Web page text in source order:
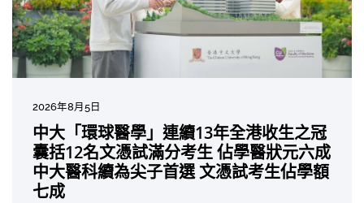
2026年8月5日
中大「環球醫學」連續13年全港收生之冠
囊括12名文憑試滿分考生 佔學醫狀元六成
中大醫科續為尖子首選 文憑試考生佔學額
七成
2026年7月27日
中大成立嶄新 ITECH醫療科技評估平台 推
動健康經濟分析及價值醫療
2026年7月10日
中大研發「AI-OCT」系統助測糖尿黃斑水
腫 假陽性轉介個案銳減六成 縮短患者輪
候診症時間
2026年7月10日
中大黃秀娟教授獲頒中國工程界最高榮譽
「光華工程科技獎」 成為今屆醫藥衞生領
域唯一香港學者
2026年7月7日
中大新設「香港中文大學鳳凰獎學金」嘉
許公開試狀元 鼓勵學醫狀元走出課堂放眼
世界 裝備21世紀妙手仁醫
2026年6月29日
中大全新一站式PGT-Plus方案 精準辨識
傳統檢測中複雜基因異常「盲點」 降低人
工受孕流產及異常妊娠風險
2026年6月22日
中大發現青光眼治療新靶點 小鼠實驗證實
可恢復七成視力 有助開創嶄新神經保護療
法
2026年6月17日
中大成功拆解肝癌免疫治療耐藥性機制 揭
一種免疫細胞具「除廢餵食」新功能助癌
細胞耐藥性
2026年6月10日
中大與多名全球專家共同牽頭跨國肺癌研
究 逾半晚期ALK陽性肺癌病人七年無惡化
因特定基因異常而引起的肺癌有望變成
「慢性病」 患者可與病共存
2026年6月5日
中大教授陳重娥獲頒「清野裕傑出領袖
獎」 成為本港首名學者榮膺亞洲糖尿病教
研最高榮譽
2026年6月2日
中大匯聚逾200位區域專家 探討私人醫療
保險如何推動全民健康覆蓋
探索更多
2026年5月19日
中大張源津醫生成首位亞洲研究員 榮獲國
際泌尿科權威獎項John K. Lattimer 講座
獎
2026年5月14日
中大取得「從實驗室到臨床應用」研究突
破 初步證實GLP-1藥物可改善嚴重中風康
復情況